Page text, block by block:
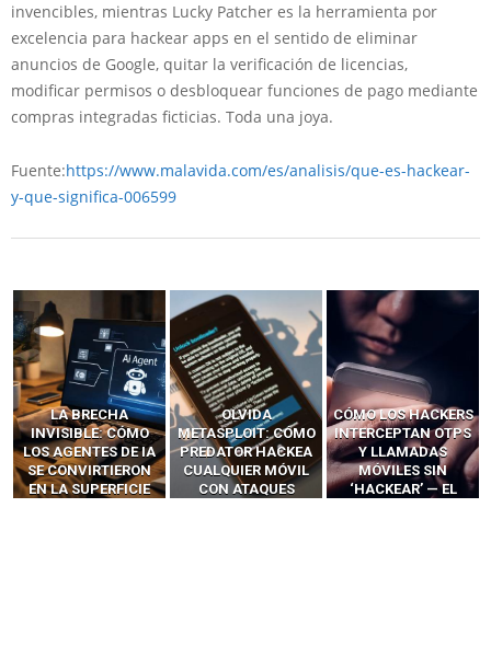
invencibles, mientras Lucky Patcher es la herramienta por
excelencia para hackear apps en el sentido de eliminar
anuncios de Google, quitar la verificación de licencias,
modificar permisos o desbloquear funciones de pago mediante
compras integradas ficticias. Toda una joya.
Fuente:https://www.malavida.com/es/analisis/que-es-hackear-
y-que-significa-006599
OLVIDA
METASPLOIT: CÓMO
PREDATOR HACKEA
CUALQUIER MÓVIL
CON ATAQUES
CÓMO LOS HACKERS
INTERCEPTAN OTPS
Y LLAMADAS
MÓVILES SIN
‘HACKEAR’ — EL
13 TÉCNICAS
RIDÍCULAMENTE
FÁCILES PARA
HACKEAR Y
EXPLOTAR